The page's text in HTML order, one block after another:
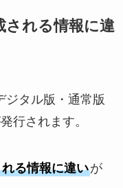
される情報に違
ジタル版・通常版
行されます。
る情報に違いが